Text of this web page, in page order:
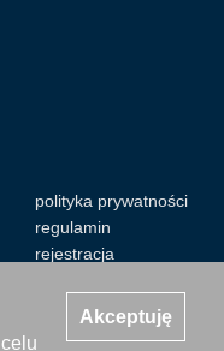
Akceptuję
polityka prywatności
regulamin
rejestracja